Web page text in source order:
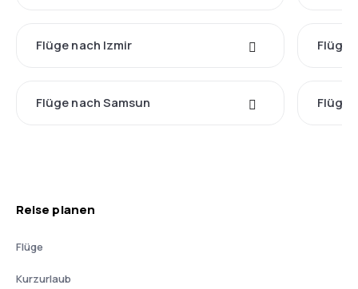
Flüge nach Izmir Flüge
Flüge nach Samsun Flüge
Reise planen
Flüge
Kurzurlaub